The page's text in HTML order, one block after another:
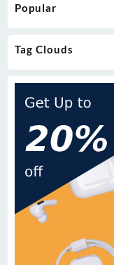
Popular
Tag Clouds